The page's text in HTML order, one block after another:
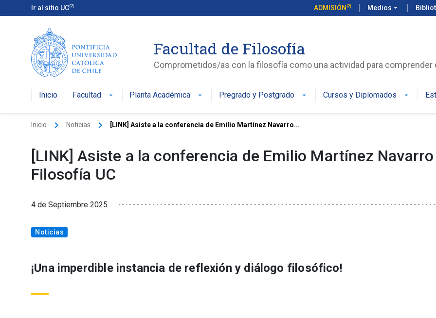
Ir al sitio UC ADMISIÓN Medios arrow_drop_down
Facultad de Filosofía
Comprometidos/as con la filosofía como una actividad para
Inicio Facultad arrow_drop_down Planta Académica arrow_drop_down Pregrado y Postgrado arrow_drop_down Cursos y Diplomados arrow_drop_down
Inicio keyboard_arrow_right Noticias keyboard_arrow_right [LINK] Asiste a la conferencia de Emilio Martínez Navarro...
[LINK] Asiste a la conferencia de Emilio Martínez
Filosofía UC
4 de Septiembre 2025
Noticias
¡Una imperdible instancia de reflexión y diálogo filosófico!